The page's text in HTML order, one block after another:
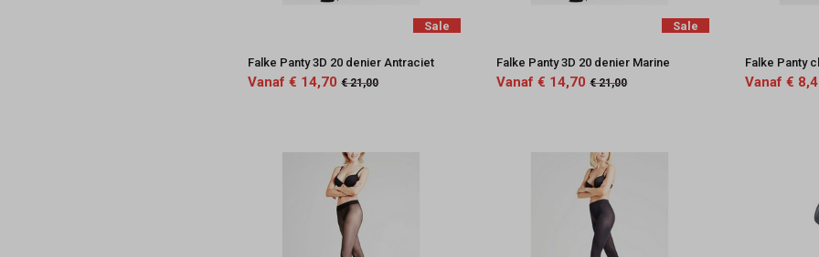
Sale
Falke Panty 3D 20 denier Antraciet
Vanaf € 14,70 € 21,00
Sale
Falke Panty 3D 20 denier Marine
Vanaf € 14,70 € 21,00
Falke Panty
Vanaf €